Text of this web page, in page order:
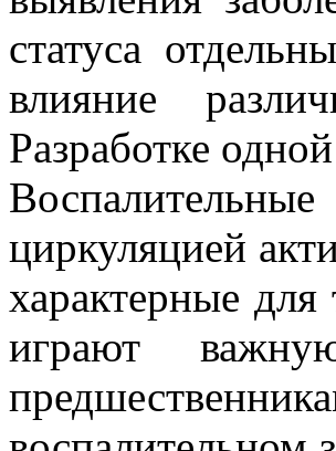
статуса
влияние
Разработке
циркуляцией
характерные
играют